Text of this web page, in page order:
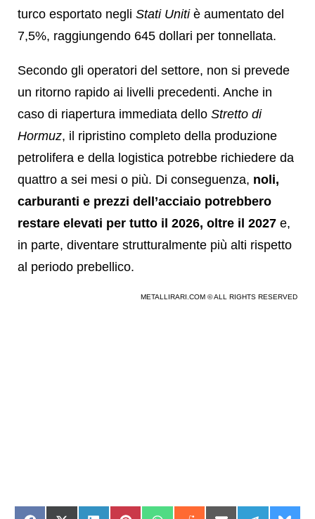
turco esportato negli Stati Uniti è aumentato del
7,5%, raggiungendo 645 dollari per tonnellata.
Secondo gli operatori del settore, non si prevede
un ritorno rapido ai livelli precedenti. Anche in
caso di riapertura immediata dello Stretto di
Hormuz, il ripristino completo della produzione
petrolifera e della logistica potrebbe richiedere da
quattro a sei mesi o più. Di conseguenza, noli,
carburanti e prezzi dell’acciaio potrebbero
restare elevati per tutto il 2026, oltre il 2027 e,
in parte, diventare strutturalmente più alti rispetto
al periodo prebellico.
METALLIRARI.COM © ALL RIGHTS RESERVED